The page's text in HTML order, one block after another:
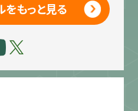
をもっと見る